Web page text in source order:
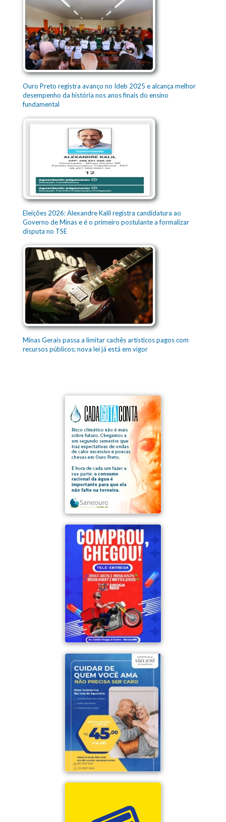
Ouro Preto registra avanço no Ideb 2025 e alcança melhor
desempenho da história nos anos finais do ensino
fundamental
Eleições 2026: Alexandre Kalil registra candidatura ao
Governo de Minas e é o primeiro postulante a formalizar
disputa no TSE
Minas Gerais passa a limitar cachês artísticos pagos com
recursos públicos; nova lei já está em vigor